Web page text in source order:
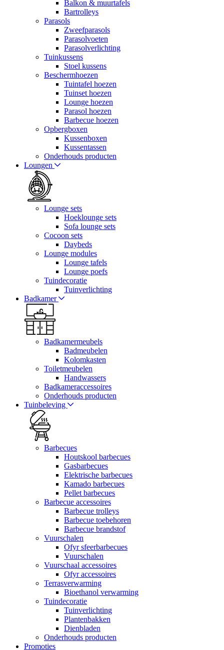
Balkon & muurtafels
Bartrolleys
Parasols
Zweefparasols
Parasolvoeten
Parasolverlichting
Tuinkussens
Stoel kussens
Beschermhoezen
Tuintafel hoezen
Tuinset hoezen
Lounge hoezen
Parasol hoezen
Barbecue hoezen
Opbergboxen
Kussenboxen
Kussentassen
Onderhouds producten
Loungen
Lounge sets
Hoeklounge sets
Sofa lounge sets
Cocoon sets
Daybeds
Lounge modules
Lounge tafels
Lounge poefs
Tuindecoratie
Tuinverlichting
Badkamer
Badkamermeubels
Badmeubelen
Kolomkasten
Toiletmeubelen
Handwassers
Badkameraccessoires
Onderhouds producten
Tuinbeleving
Barbecues
Houtskool barbecues
Gasbarbecues
Elektrische barbecues
Kamado barbecues
Pellet barbecues
Barbecue accessoires
Barbecue trolleys
Barbecue toebehoren
Barbecue brandstof
Vuurschalen
Ofyr sfeerbarbecues
Vuurschalen
Vuurschaal accessoires
Ofyr accessoires
Terrasverwarming
Bioethanol verwarming
Tuindecoratie
Tuinverlichting
Plantenbakken
Dienbladen
Onderhouds producten
Promoties